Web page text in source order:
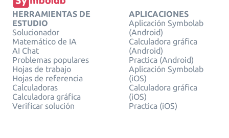
HERRAMIENTAS DE
ESTUDIO
Solucionador
Matemático de IA
AI Chat
Problemas populares
Hojas de trabajo
Hojas de referencia
Calculadoras
Calculadora gráfica
Verificar solución
APLICACIONES
Aplicación Symbolab
(Android)
Calculadora gráfica
(Android)
Practica (Android)
Aplicación Symbolab
(iOS)
Calculadora gráfica
(iOS)
Practica (iOS)